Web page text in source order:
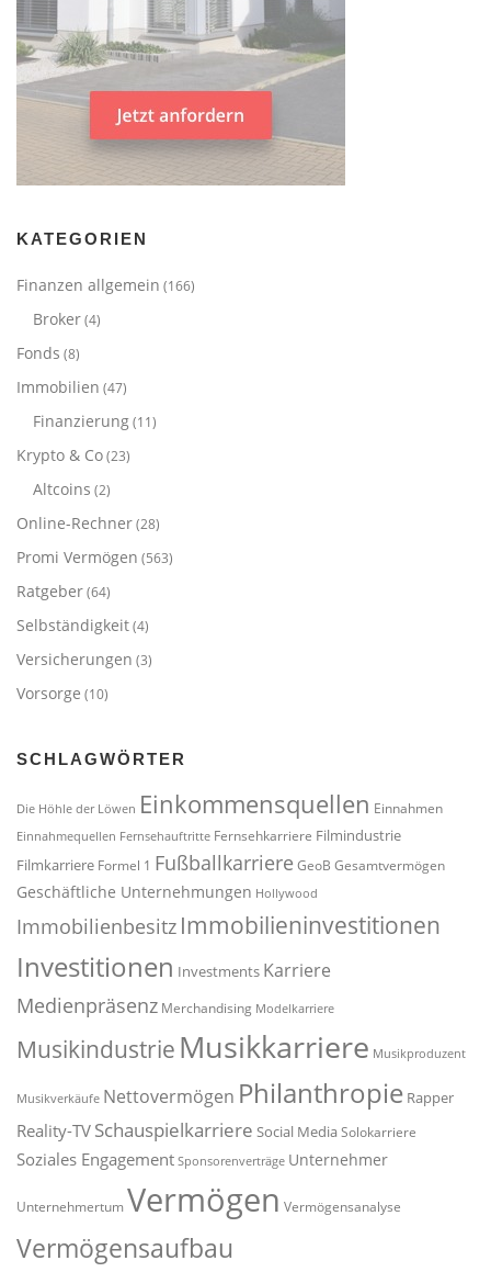
KATEGORIEN
Finanzen allgemein (166)
Broker(4)
Fonds (8)
Immobilien (47)
Finanzierung(11)
Krypto & Co(23)
Altcoins (2)
Online-Rechner(28)
Promi Vermögen (563)
Ratgeber(64)
Selbständigkeit(4)
Versicherungen (3)
Vorsorge (10)
SCHLAGWÖRTER
Die Höhle der Löwen Einkommensquellen Einnahmen
Einnahmequellen Fernsehauftritte Fernsehkarriere Filmindustrie
Filmkarriere Formel 1 Fußballkarriere GeoB Gesamtvermögen
Geschäftliche Unternehmungen Hollywood
Immobilienbesitz Immobilieninvestitionen
Investitionen Investments Karriere
Medienpräsenz Merchandising Modelkarriere
Musikindustrie Musikkarriere Musikproduzent
Musikverkäufe Nettovermögen Philanthropie Rapper
Reality-TV Schauspielkarriere Social MediaSolokarriere
Soziales Engagement Sponsorenverträge Unternehmer
UnternehmertumVermögen Vermögensanalyse
Vermögensaufbau